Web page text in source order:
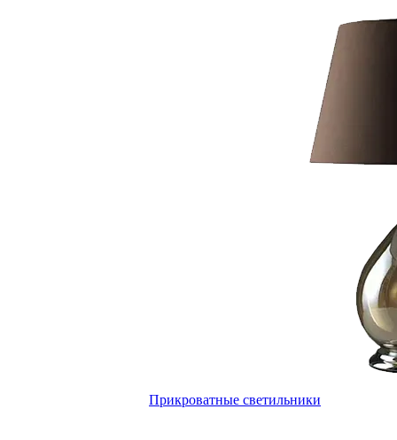
Прикроватные светильники